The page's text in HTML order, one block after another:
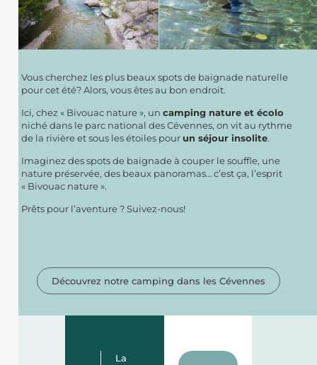
Vous cherchez les plus beaux spots de baignade naturelle
pour cet été? Alors, vous êtes au bon endroit.
Ici, chez « Bivouac nature », un camping nature et écolo
niché dans le parc national des Cévennes, on vit au rythme
de la rivière et sous les étoiles pour un séjour insolite.
Imaginez des spots de baignade à couper le souffle, une
nature préservée, des beaux panoramas… c’est ça, l’esprit
« Bivouac nature ».
Prêts pour l’aventure ? Suivez-nous!
Découvrez notre camping dans les Cévennes
La